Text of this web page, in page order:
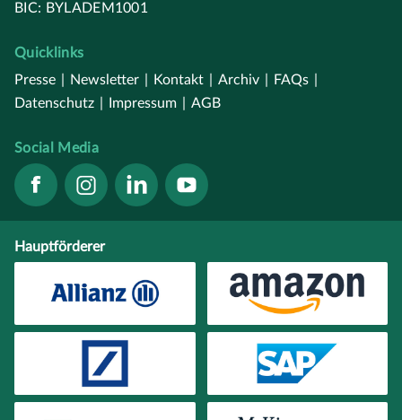
BIC: BYLADEM1001
Quicklinks
Presse
Newsletter Kontakt Archiv FAQs
Datenschutz
Impressum AGB
Social Media
Hauptförderer